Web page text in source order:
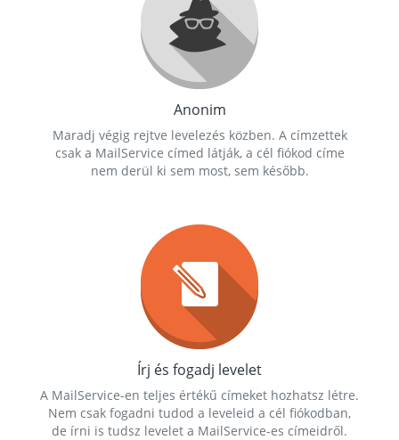
Anonim
Maradj végig rejtve levelezés közben. A címzettek
csak a MailService címed látják, a cél fiókod címe
nem derül ki sem most, sem később.
Írj és fogadj levelet
A MailService-en teljes értékű címeket hozhatsz létre.
Nem csak fogadni tudod a leveleid a cél fiókodban,
de írni is tudsz levelet a MailService-es címeidről.